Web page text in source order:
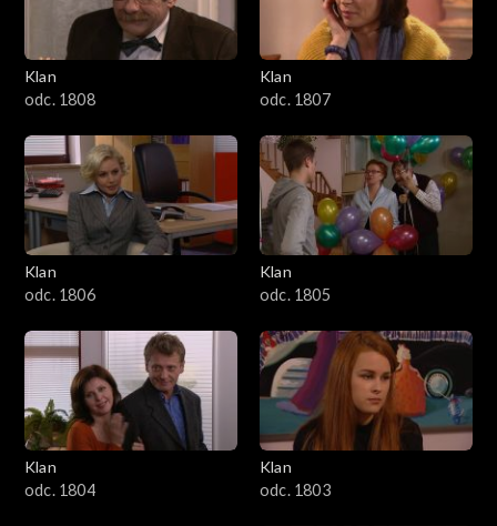
Klan
odc. 1808
Klan
odc. 1807
Klan
odc. 1806
Klan
odc. 1805
Klan
odc. 1804
Klan
odc. 1803